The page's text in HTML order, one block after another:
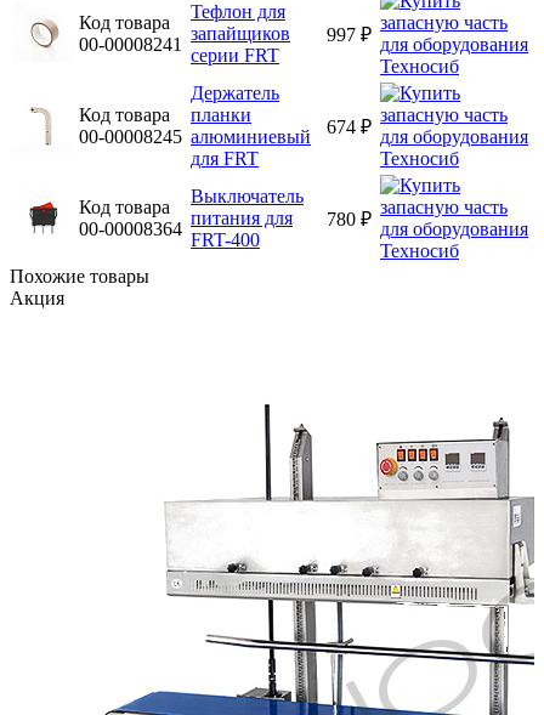
Код товара
00-00008241
Тефлон для
запайщиков
серии FRT
997 ₽
Код товара
00-00008245
Держатель
планки
алюминиевый
для FRT
674 ₽
Код товара
00-00008364
Выключатель
питания для
FRT-400
780 ₽
Похожие товары
Акция